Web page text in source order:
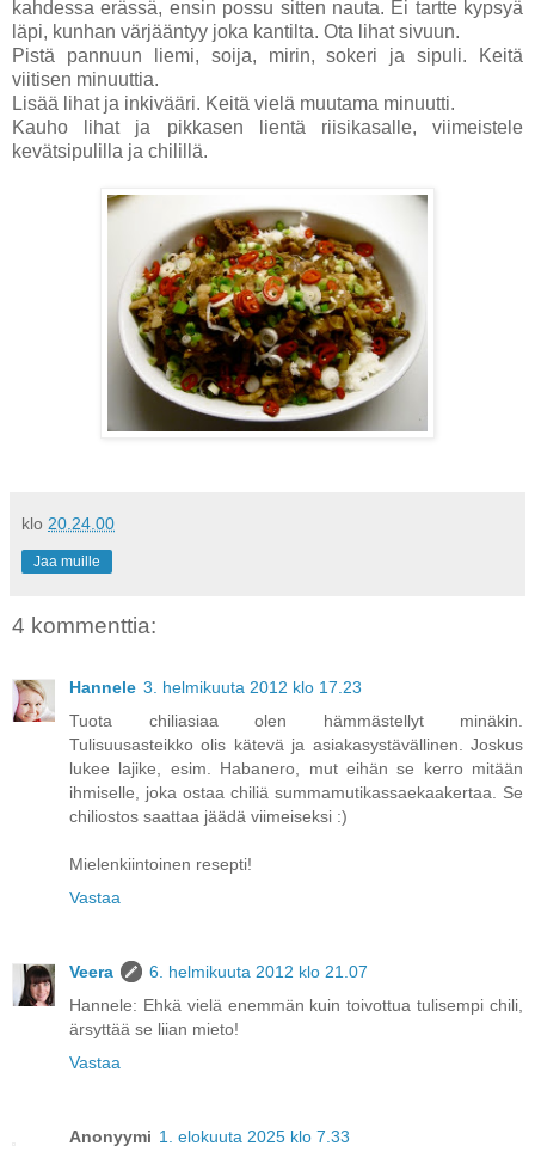
kahdessa erässä, ensin possu sitten nauta. Ei tartte kypsyä
läpi, kunhan värjääntyy joka kantilta. Ota lihat sivuun.
Pistä pannuun liemi, soija, mirin, sokeri ja sipuli. Keitä
viitisen minuuttia.
Lisää lihat ja inkivääri. Keitä vielä muutama minuutti.
Kauho lihat ja pikkasen lientä riisikasalle, viimeistele
kevätsipulilla ja chilillä.
klo 20.24.00
Jaa muille
4 kommenttia:
Hannele 3. helmikuuta 2012 klo 17.23
Tuota chiliasiaa olen hämmästellyt minäkin.
Tulisuusasteikko olis kätevä ja asiakasystävällinen. Joskus
lukee lajike, esim. Habanero, mut eihän se kerro mitään
ihmiselle, joka ostaa chiliä summamutikassaekaakertaa. Se
chiliostos saattaa jäädä viimeiseksi :)
Mielenkiintoinen resepti!
Vastaa
Veera
6. helmikuuta 2012 klo 21.07
Hannele: Ehkä vielä enemmän kuin toivottua tulisempi chili,
ärsyttää se liian mieto!
Vastaa
Anonyymi 1. elokuuta 2025 klo 7.33